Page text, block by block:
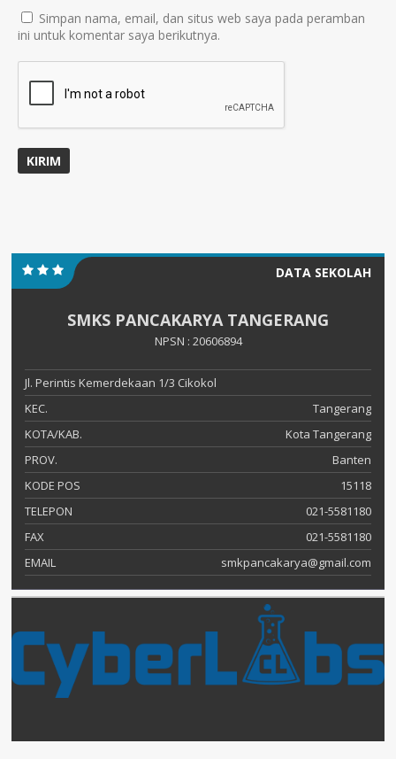
Simpan nama, email, dan situs web saya pada peramban
ini untuk komentar saya berikutnya.
DATA SEKOLAH
SMKS PANCAKARYA TANGERANG
NPSN : 20606894
Jl. Perintis Kemerdekaan 1/3 Cikokol
KEC.
Tangerang
KOTA/KAB.
Kota Tangerang
PROV.
Banten
KODE POS
15118
TELEPON
021-5581180
FAX
021-5581180
EMAIL
smkpancakarya@gmail.com